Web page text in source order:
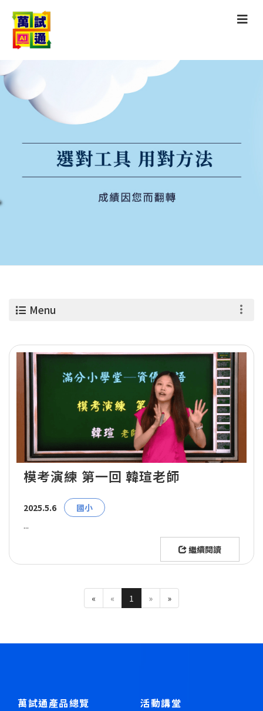
Menu
模考演練 第一回 韓瑄老師
2025.5.6
國小
...
繼續閱讀
« « 1 » »
萬試通產品總覽 活動講堂